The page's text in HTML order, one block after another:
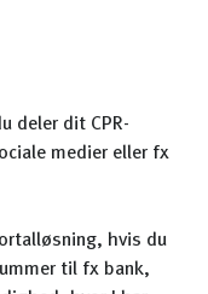
deler dit CPR-
medier eller fx
hvis du
til fx bank,